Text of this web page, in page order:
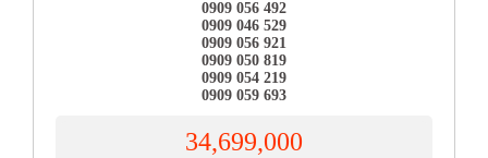
0909 056 492
0909 046 529
0909 056 921
0909 050 819
0909 054 219
0909 059 693
34,699,000